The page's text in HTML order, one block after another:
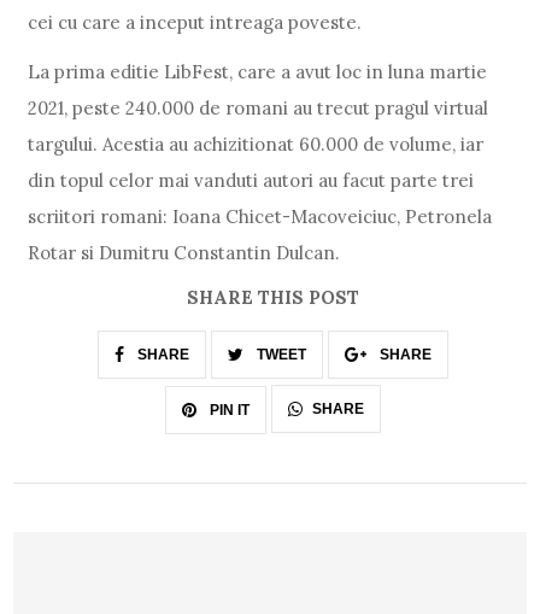
cei cu care a inceput intreaga poveste.
La prima editie LibFest, care a avut loc in luna martie
2021, peste 240.000 de romani au trecut pragul virtual
targului. Acestia au achizitionat 60.000 de volume, iar
din topul celor mai vanduti autori au facut parte trei
scriitori romani: Ioana Chicet-Macoveiciuc, Petronela
Rotar si Dumitru Constantin Dulcan.
SHARE THIS POST
SHARE TWEET SHARE
PIN IT SHARE